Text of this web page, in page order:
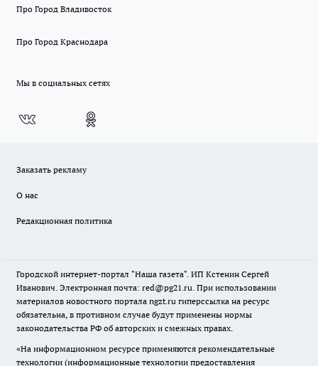
Про Город Владивосток
Про Город Краснодара
Мы в социальных сетях
Заказать рекламу
О нас
Редакционная политика
Городской интернет-портал "Наша газета". ИП Кстенин Сергей
Иванович. Электронная почта: red@pg21.ru. При использовании
материалов новостного портала ngzt.ru гиперссылка на ресурс
обязательна, в противном случае будут применены нормы
законодательства РФ об авторских и смежных правах.
«На информационном ресурсе применяются рекомендательные
технологии (информационные технологии предоставления